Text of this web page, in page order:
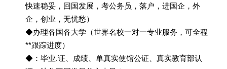
快速稳妥，回国发展，考公务员，落户，进国企，外
企，创业，无忧愁）
◆办理各国各大学（世界名校一对一专业服务，可全程
**跟踪进度）
◆：毕业.证、成绩、单真实使馆公证、真实教育部认